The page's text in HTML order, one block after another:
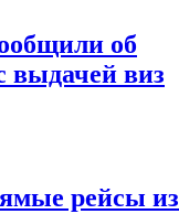
об
выдачей виз
рейсы